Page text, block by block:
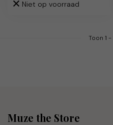
Niet op voorraad
Toon 1 -
Muze the Store